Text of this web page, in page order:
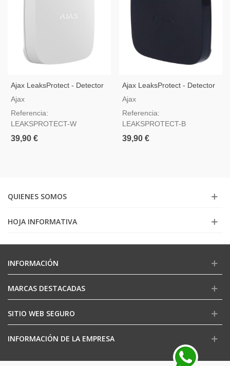
Ajax LeaksProtect - Detector
De Inundación Inalámbrico -
Ajax
Referencia:
LEAKSPROTECT-W
39,90 €
Ajax LeaksProtect - Detector
De Inundación Inalámbrico -
Ajax
Referencia:
LEAKSPROTECT-B
39,90 €
QUIENES SOMOS
HOJA INFORMATIVA
INFORMACIÓN
MARCAS DESTACADAS
SITIO WEB SEGURO
INFORMACIÓN DE LA EMPRESA